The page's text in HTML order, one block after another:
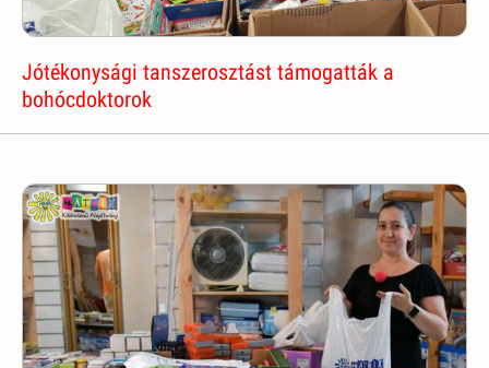
Jótékonysági tanszerosztást támogatták a
bohócdoktorok